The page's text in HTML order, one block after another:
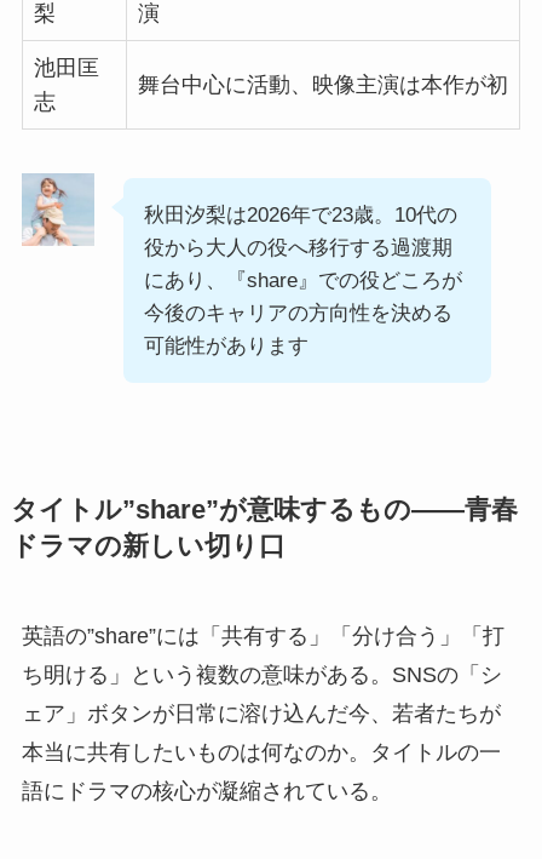
梨
演
池田匡
志
舞台中心に活動、映像主演は本作が初
秋田汐梨は2026年で23歳。10代の
役から大人の役へ移行する過渡期
にあり、『share』での役どころが
今後のキャリアの方向性を決める
可能性があります
タイトル”share”が意味するもの――青春
ドラマの新しい切り口
英語の”share”には「共有する」「分け合う」「打
ち明ける」という複数の意味がある。SNSの「シ
ェア」ボタンが日常に溶け込んだ今、若者たちが
本当に共有したいものは何なのか。タイトルの一
語にドラマの核心が凝縮されている。